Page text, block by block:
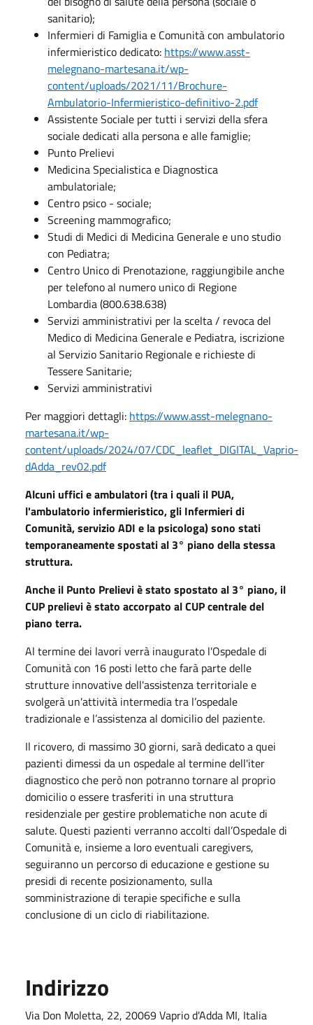
sanitario);
Infermieri di Famiglia e Comunità con ambulatorio
infermieristico dedicato: https://www.asst-
melegnano-martesana.it/wp-
content/uploads/2021/11/Brochure-
Ambulatorio-Infermieristico-definitivo-2.pdf
Assistente Sociale per tutti i servizi della sfera
sociale dedicati alla persona e alle famiglie;
Punto Prelievi
Medicina Specialistica e Diagnostica
ambulatoriale;
Centro psico - sociale;
Screening mammografico;
Studi di Medici di Medicina Generale e uno studio
con Pediatra;
Centro Unico di Prenotazione, raggiungibile anche
per telefono al numero unico di Regione
Lombardia (800.638.638)
Servizi amministrativi per la scelta / revoca del
Medico di Medicina Generale e Pediatra, iscrizione
al Servizio Sanitario Regionale e richieste di
Tessere Sanitarie;
Servizi amministrativi
Per maggiori dettagli: https://www.asst-melegnano-
martesana.it/wp-
content/uploads/2024/07/CDC_leaflet_DIGITAL_Vaprio-
dAdda_rev02.pdf
Alcuni uffici e ambulatori (tra i quali il PUA,
l'ambulatorio infermieristico, gli Infermieri di
Comunità, servizio ADI e la psicologa) sono stati
temporaneamente spostati al 3° piano della stessa
struttura.
Anche il Punto Prelieviè stato spostato al 3° piano, il
CUP prelievi è stato accorpato al CUP centrale del
piano terra.
Al termine dei lavori verrà inaugurato l'Ospedale di
Comunità con 16 posti letto che farà parte delle
strutture innovative dell'assistenza territoriale e
svolgerà un'attività intermedia tra l’ospedale
tradizionale e l’assistenza al domicilio del paziente.
Il ricovero, di massimo 30 giorni, sarà dedicato a quei
pazienti dimessi da un ospedale al termine dell'iter
diagnostico che però non potranno tornare al proprio
domicilio o essere trasferiti in una struttura
residenziale per gestire problematiche non acute di
salute. Questi pazienti verranno accolti dall’Ospedale di
Comunità e, insieme a loro eventuali caregivers,
seguiranno un percorso di educazione e gestione su
presidi di recente posizionamento, sulla
somministrazione di terapie specifiche e sulla
conclusione di un ciclo di riabilitazione.
Indirizzo
Via Don Moletta, 22, 20069 Vaprio d'Adda MI, Italia